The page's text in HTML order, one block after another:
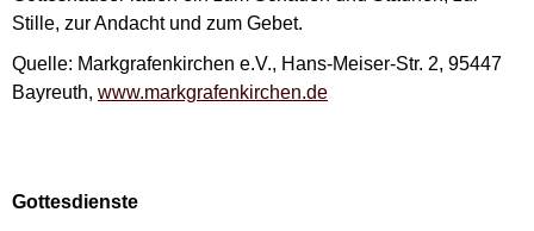
Stille, zur Andacht und zum Gebet.
Quelle: Markgrafenkirchen e.V., Hans-Meiser-Str. 2, 95447
Bayreuth, www.markgrafenkirchen.de
Gottesdienste